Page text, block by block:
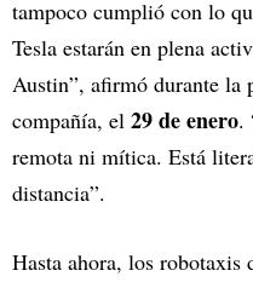
tampoco cumplió con lo
Tesla estarán en plena
Austin”, afirmó durante la
compañía, el 29 de enero.
remota ni mítica. Está
distancia”.
Hasta ahora, los robotaxis